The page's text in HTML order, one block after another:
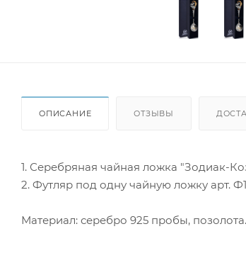
ОПИСАНИЕ ОТЗЫВЫ
1. Серебряная чайная ложка "Зодиак-
2. Футляр под одну чайную ложку арт.
Материал: серебро 925 пробы, позолота.